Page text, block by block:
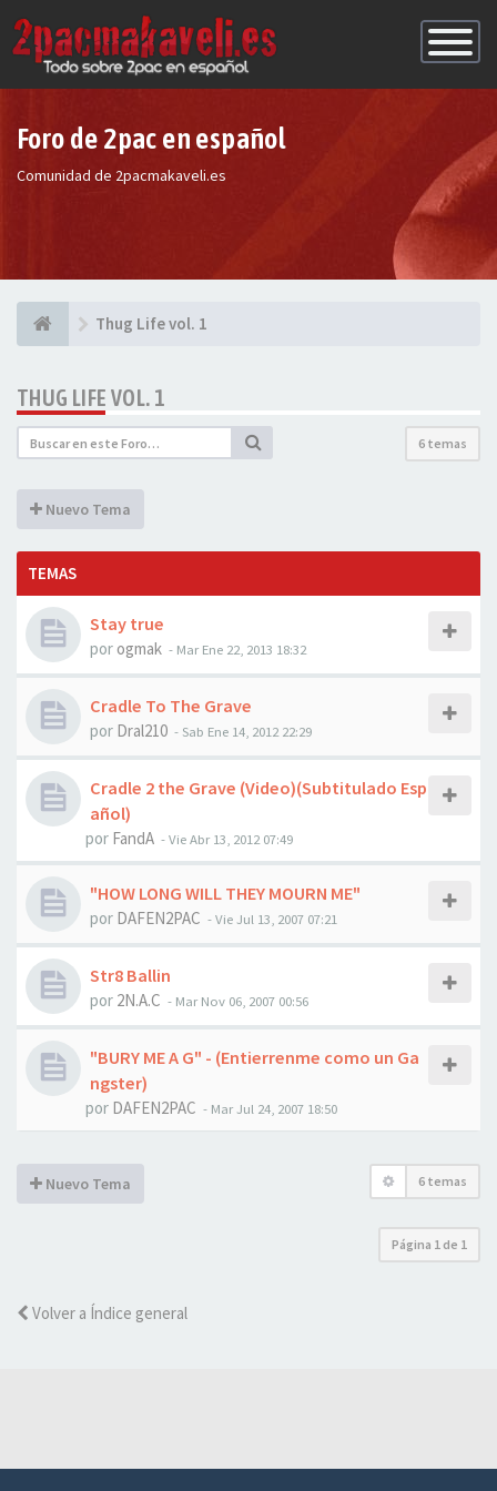
de
Foro de 2pac en español
Comunidad de 2pacmakaveli.es
Thug Life vol. 1
THUG LIFE VOL. 1
6 temas
Nuevo Tema
TEMAS
Stay true
por ogmak - Mar Ene 22, 2013 18:32
Cradle To The Grave
por Dral210 - Sab Ene 14, 2012 22:29
Cradle 2 the Grave (Video)(Subtitulado Esp
añol)
por FandA -Vie Abr 13, 2012 07:49
"HOW LONG WILL THEY MOURN ME"
por DAFEN2PAC -Vie Jul 13, 2007 07:21
Str8 Ballin
por 2N.A.C - Mar Nov 06, 2007 00:56
"BURY ME A G" - (Entierrenme como un Ga
ngster)
por DAFEN2PAC - Mar Jul 24, 2007 18:50
Nuevo Tema 6 temas
Página 1 de 1
Volver a Índice general